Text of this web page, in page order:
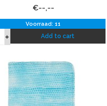
€--,--
Voorraad: 11
Add to cart